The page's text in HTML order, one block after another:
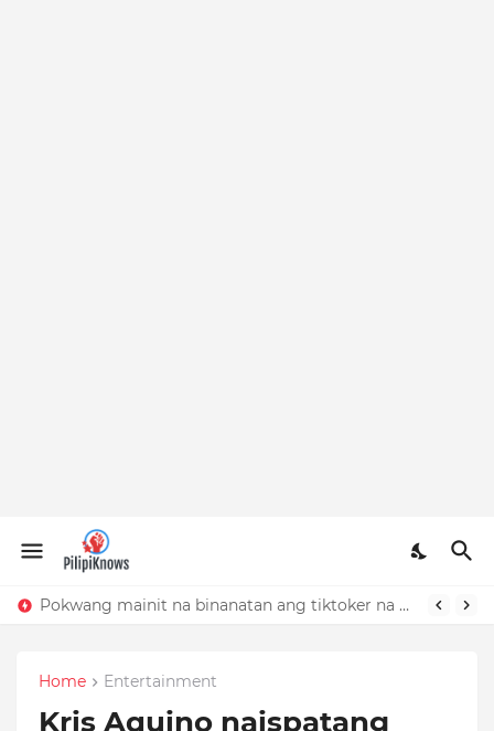
Pokwang mainit na binanatan ang tiktoker na nandidiri sa Sardinas
Home Entertainment
Kris Aquino naispatang